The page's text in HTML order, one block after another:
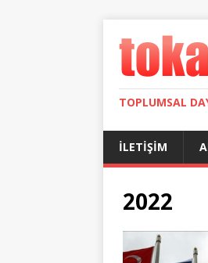
TOPLUMSAL
İLETIŞIM
2022